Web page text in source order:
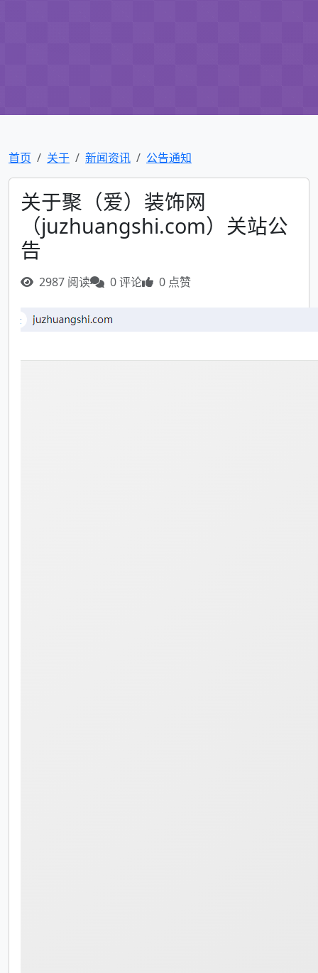
首页 关于 新闻资讯 公告通知
关于聚（爱）装饰网
（juzhuangshi.com）关站公
告
2987 阅读 0 评论 0 点赞